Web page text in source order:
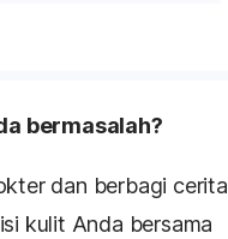
bermasalah?
dan berbagi cerita
kulit Anda bersama